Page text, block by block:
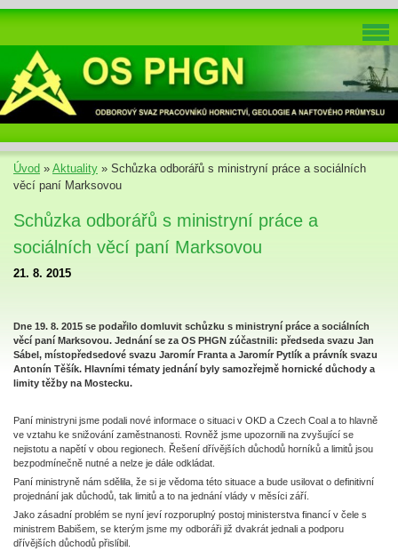
Úvod » Aktuality » Schůzka odborářů s ministryní práce a sociálních
věcí paní Marksovou
Schůzka odborářů s ministryní práce a
sociálních věcí paní Marksovou
21. 8. 2015
Dne 19. 8. 2015 se podařilo domluvit schůzku s ministryní práce a sociálních
věcí paní Marksovou. Jednání se za OS PHGN zúčastnili: předseda svazu Jan
Sábel, místopředsedové svazu Jaromír Franta a Jaromír Pytlík a právník svazu
Antonín Těšík. Hlavními tématy jednání byly samozřejmě hornické důchody a
limity těžby na Mostecku.
Paní ministryni jsme podali nové informace o situaci v OKD a Czech Coal a to hlavně
ve vztahu ke snižování zaměstnanosti. Rovněž jsme upozornili na zvyšující se
nejistotu a napětí v obou regionech. Řešení dřívějších důchodů horníků a limitů jsou
bezpodmínečně nutné a nelze je dále odkládat.
Paní ministryně nám sdělila, že si je vědoma této situace a bude usilovat o definitivní
projednání jak důchodů, tak limitů a to na jednání vlády v měsíci září.
Jako zásadní problém se nyní jeví rozporuplný postoj ministerstva financí v čele s
ministrem Babišem, se kterým jsme my odboráři již dvakrát jednali a podporu
dřívějších důchodů přislíbil.